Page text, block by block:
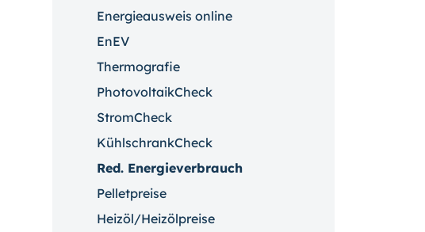
Energieausweis online
EnEV
Thermografie
PhotovoltaikCheck
StromCheck
KühlschrankCheck
Red. Energieverbrauch
Pelletpreise
Heizöl/Heizölpreise